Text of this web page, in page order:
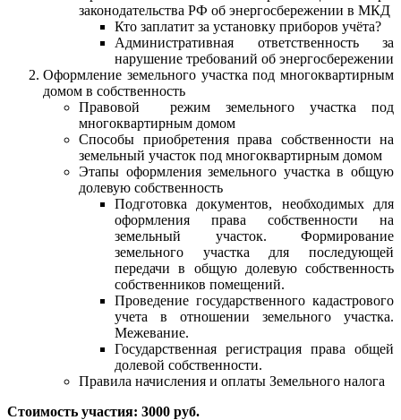
законодательства РФ об энергосбережении в МКД
Кто заплатит за установку приборов учёта?
Административная ответственность за
нарушение требований об энергосбережении
Оформление земельного участка под многоквартирным
домом в собственность
Правовой режим земельного участка под
многоквартирным домом
Способы приобретения права собственности на
земельный участок под многоквартирным домом
Этапы оформления земельного участка в общую
долевую собственность
Подготовка документов, необходимых для
оформления права собственности на
земельный участок. Формирование
земельного участка для последующей
передачи в общую долевую собственность
собственников помещений.
Проведение государственного кадастрового
учета в отношении земельного участка.
Межевание.
Государственная регистрация права общей
долевой собственности.
Правила начисления и оплаты Земельного налога
Стоимость участия: 3000 руб.